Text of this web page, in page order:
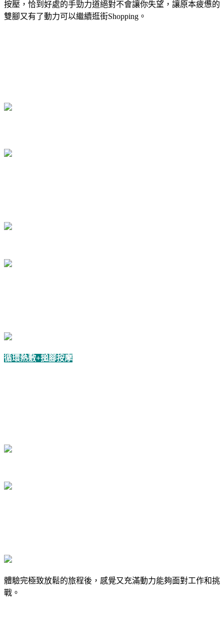
按壓， 恰到好處的手勁力道絕對不會讓你失望，讓原本疲憊的
雙腳又有了動力可以繼續逛街Shopping 。
循環熱敷+搥腳按摩
體驗完極致放鬆的旅程後，感覺又充滿動力能夠面對工作和挑
戰。